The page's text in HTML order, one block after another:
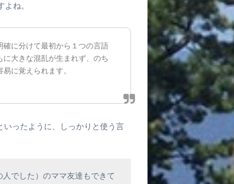
ね。
確に分けて最初から１つの言語
大きな混乱が生まれず、のち
に覚えられます。
ったように、しっかりと使う言
でした）のママ友達もできて